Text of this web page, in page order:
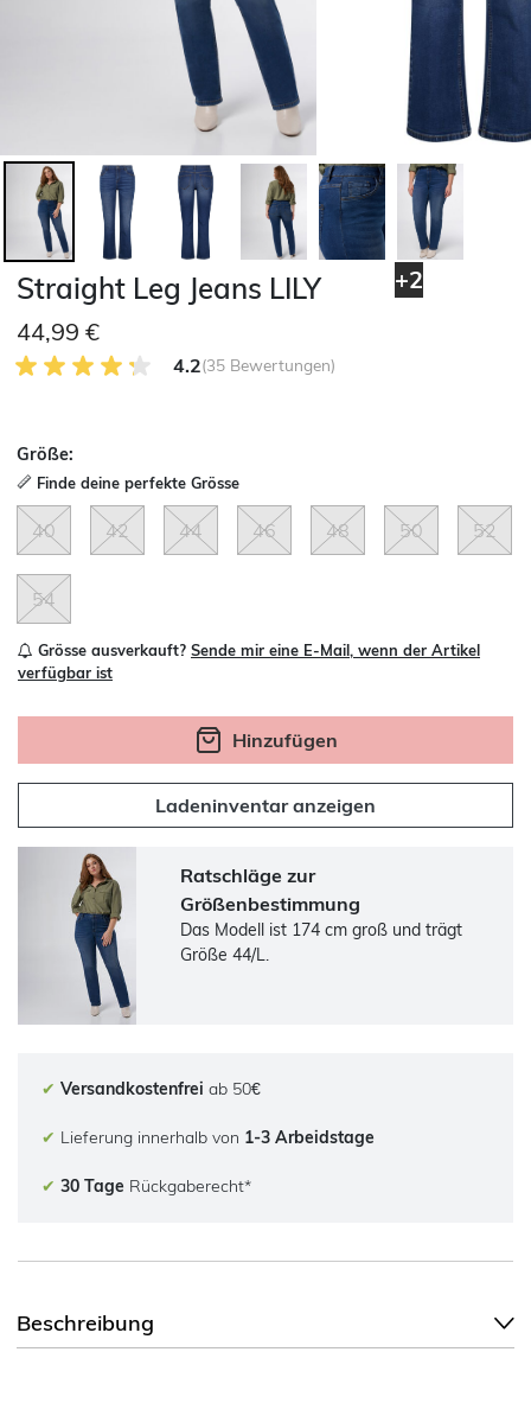
+2
Straight Leg Jeans LILY
44,99 €
4.2 von 5 Kundenrezensionen
4.2(35 Bewertungen)
Größe:
Finde deine perfekte Grösse
40 42 44 46 48 50 52
54
Grösse ausverkauft? Sende mir eine E-Mail, wenn der Artikel
verfügbar ist
Hinzufügen
Ladeninventar anzeigen
Ratschläge zur
Größenbestimmung
Das Modell ist 174 cm groß und trägt
Größe 44/L.
✔ Versandkostenfrei ab 50€
✔ Lieferung innerhalb von 1-3 Arbeidstage
✔ 30 Tage Rückgaberecht*
Beschreibung